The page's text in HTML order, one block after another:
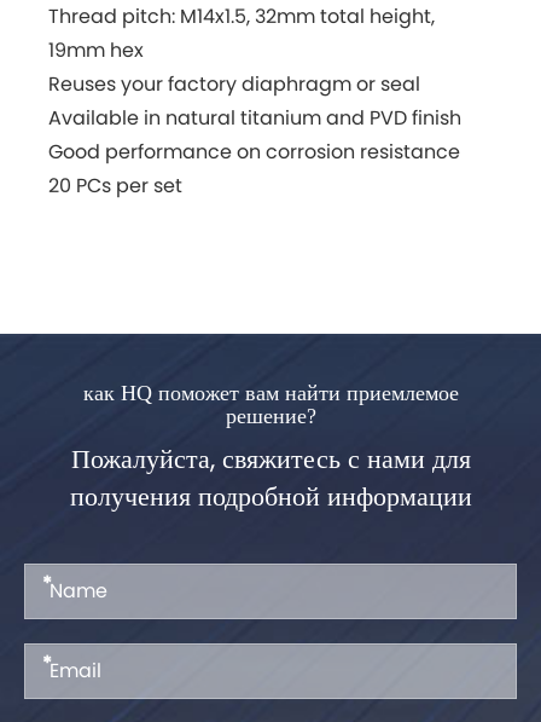
Thread pitch: M14x1.5, 32mm total height,
19mm hex
Reuses your factory diaphragm or seal
Available in natural titanium and PVD finish
Good performance on corrosion resistance
20 PCs per set
как HQ поможет вам найти приемлемое
решение?
Пожалуйста, свяжитесь с нами для
получения подробной информации
*
*